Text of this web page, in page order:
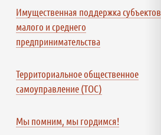
Имущественная поддержка субъектов
малого и среднего
предпринимательства
Территориальное общественное
самоуправление (ТОС)
Мы помним, мы гордимся!